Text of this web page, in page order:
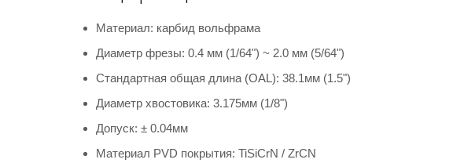
Материал: карбид вольфрама
Диаметр фрезы: 0.4 мм (1/64") ~ 2.0 мм (5/64")
Стандартная общая длина (OAL): 38.1мм (1.5")
Диаметр хвостовика: 3.175мм (1/8")
Допуск: ± 0.04мм
Материал PVD покрытия: TiSiCrN / ZrCN